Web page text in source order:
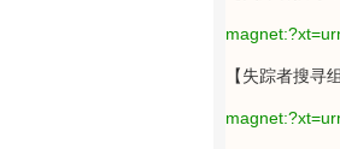
【失踪者搜寻